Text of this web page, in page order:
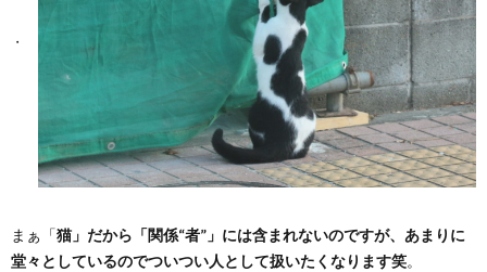
まぁ「猫」だから「関係“者”」には含まれないのですが、あまりに
堂々としているのでついつい人として扱いたくなります笑。